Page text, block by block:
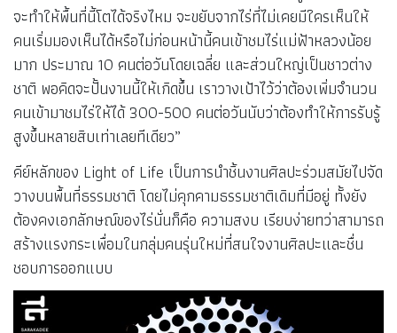
จะทำให้พื้นที่นี้โตได้จริงไหม จะขยับจากไร่ที่ไม่เคยมีใครเห็นให้
คนเริ่มมองเห็นได้หรือไม่ก่อนหน้านี้คนเข้าชมไร่แม่ฟ้าหลวงน้อย
มาก ประมาณ 10 คนต่อวันโดยเฉลี่ย และส่วนใหญ่เป็นชาวต่าง
ชาติ พอคิดจะปั้นงานนี้ให้เกิดขึ้น เราวางเป้าไว้ว่าต้องเพิ่มจำนวน
คนเข้ามาชมไร่ให้ได้ 300-500 คนต่อวันนับว่าต้องทำให้การรับรู้
สูงขึ้นหลายสิบเท่าเลยทีเดียว”
คีย์หลักของ Light of Life เป็นการนำชิ้นงานศิลปะร่วมสมัยไปจัด
วางบนพื้นที่ธรรมชาติ โดยไม่คุกคามธรรมชาติเดิมที่มีอยู่ ทั้งยัง
ต้องคงเอกลักษณ์ของไร่นั่นก็คือ ความสงบ เรียบง่ายทว่าสามารถ
สร้างแรงกระเพื่อมในกลุ่มคนรุ่นใหม่ที่สนใจงานศิลปะและชื่น
ชอบการออกแบบ